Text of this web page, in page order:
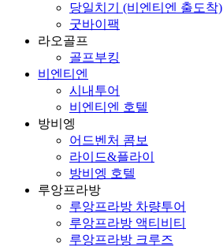
당일치기 (비엔티엔 출도착)
굿바이팩
라오골프
골프부킹
비엔티엔
시내투어
비엔티엔 호텔
방비엥
어드벤처 콤보
라이드&플라이
방비엥 호텔
루앙프라방
루앙프라방 차량투어
루앙프라방 액티비티
루앙프라방 크루즈